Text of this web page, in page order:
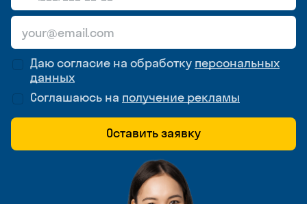
Даю согласие на обработку персональных
данных
Соглашаюсь на получение рекламы
Оставить заявку